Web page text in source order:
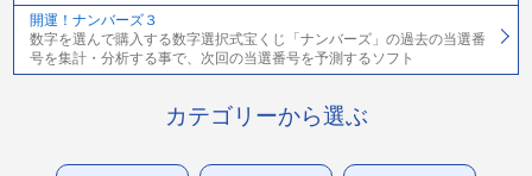
開運！ナンバーズ３
数字を選んで購入する数字選択式宝くじ「ナンバーズ」の過去の当選番
号を集計・分析する事で、次回の当選番号を予測するソフト
カテゴリーから選ぶ